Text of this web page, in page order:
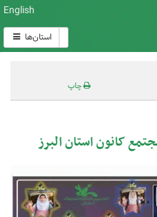
English
استان‌ها
چاپ
کانون استان البرز